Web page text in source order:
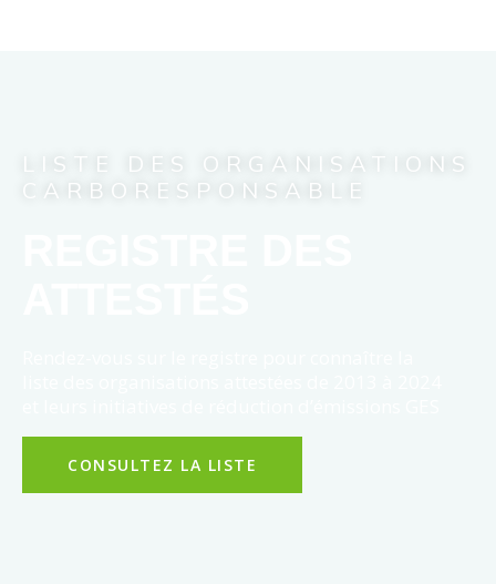
LISTE DES ORGANISATIONS
CARBORESPONSABLE
CONSULTEZ LA LISTE